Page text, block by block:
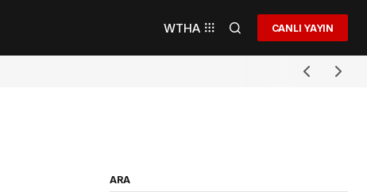
WTHA CANLI YAYIN
ARA